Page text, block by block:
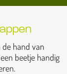
de hand van
beetje handig